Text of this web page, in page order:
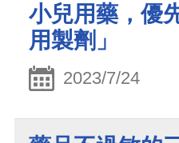
小兒用藥，優
用製劑」
2023/7/24